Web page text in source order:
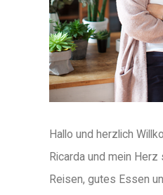
Hallo und herzlich
Ricarda und mein
Reisen, gutes Essen